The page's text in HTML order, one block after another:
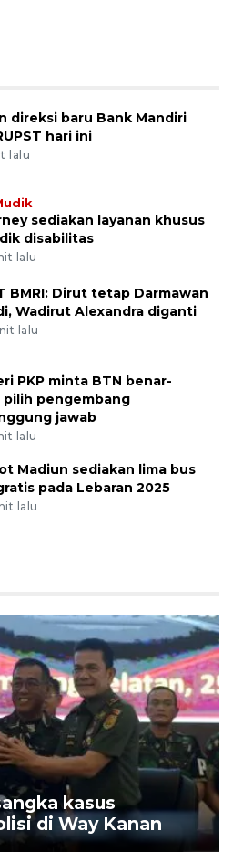
direksi baru Bank Mandiri
hari ini
lalu
sediakan layanan khusus
disabilitas
lalu
BMRI: Dirut tetap Darmawan
Wadirut Alexandra diganti
lalu
PKP minta BTN benar-
pilih pengembang
jawab
lalu
Madiun sediakan lima bus
pada Lebaran 2025
lalu
kasus
di Way Kanan